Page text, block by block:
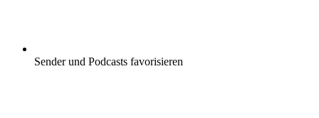
Sender und Podcasts favorisieren